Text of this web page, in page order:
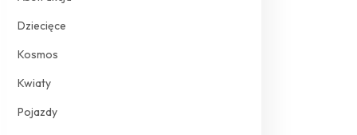
Dziecięce
Kosmos
Kwiaty
Pojazdy